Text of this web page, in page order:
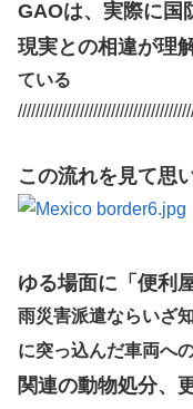
GAOは、実際に国
現実との相違が理
ている
この流れを見て思
ゆる場面に「便利
雨災害派遣ならいざ
に突っ込んだ車両への
関連の動物処分、